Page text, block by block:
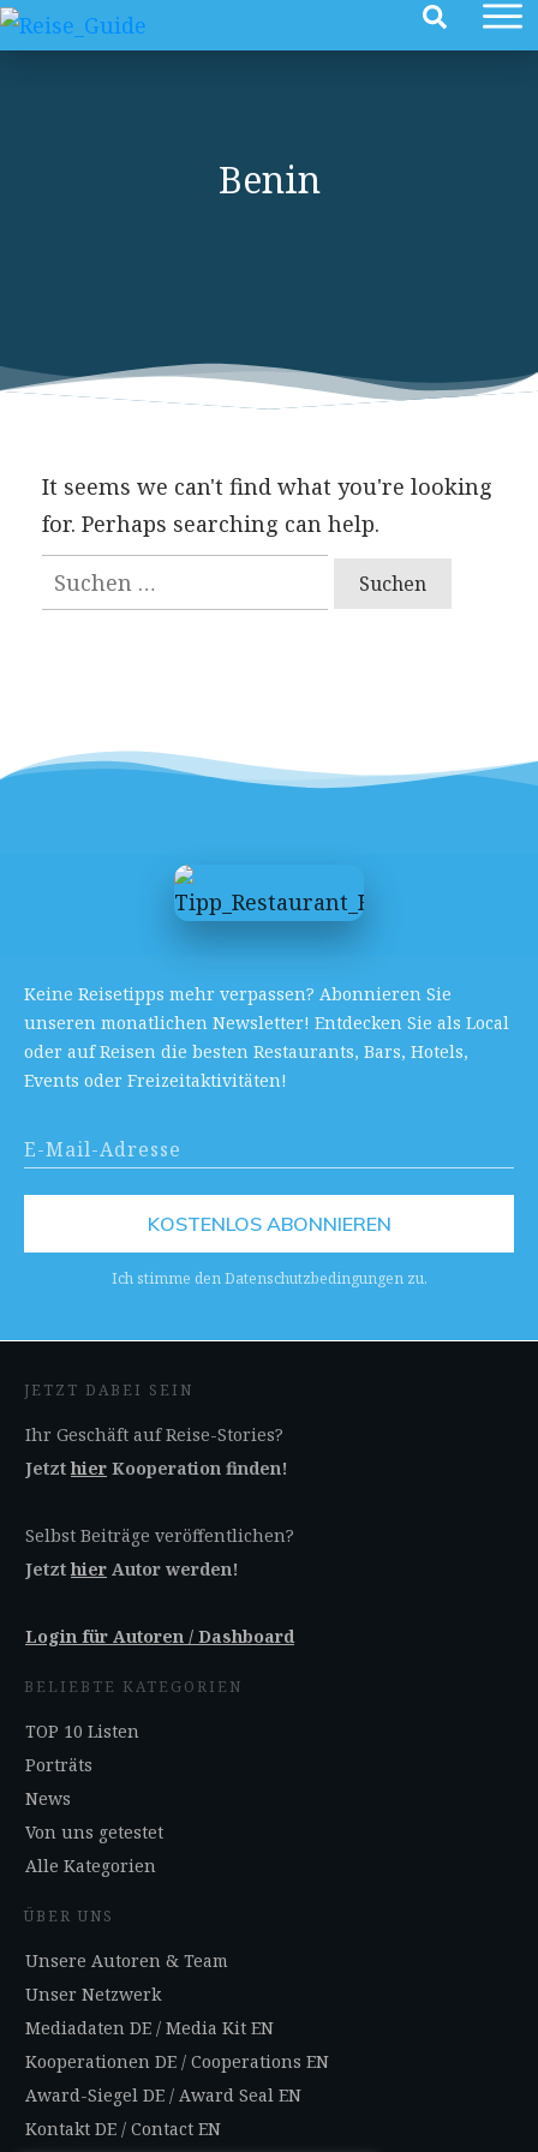
Benin
It seems we can't find what you're looking
for. Perhaps searching can help.
Suchen
nach:
Keine Reisetipps mehr verpassen? Abonnieren Sie
unseren monatlichen Newsletter! Entdecken Sie als Local
oder auf Reisen die besten Restaurants, Bars, Hotels,
Events oder Freizeitaktivitäten!
KOSTENLOS ABONNIEREN
Ich stimme den Datenschutzbedingungen zu.
JETZT DABEI SEIN
Ihr Geschäft auf Reise-Stories?
Jetzthier Kooperation finden!
Selbst Beiträge veröffentlichen?
Jetzthier Autor werden!
Login für Autoren / Dashboard
BELIEBTE KATEGORIEN
TOP 10 Listen
Porträts
News
Von uns getestet
Alle Kategorien
ÜBER UNS
Unsere Autoren & Team
Unser Netzwerk
Mediadaten DE / Media Kit EN
Kooperationen DE / Cooperations EN
Award-Siegel DE / Award Seal EN
Kontakt DE / Contact EN